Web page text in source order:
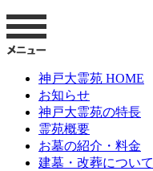
神戸大霊苑 HOME
お知らせ
神戸大霊苑の特長
霊苑概要
お墓の紹介・料金
建墓・改葬について